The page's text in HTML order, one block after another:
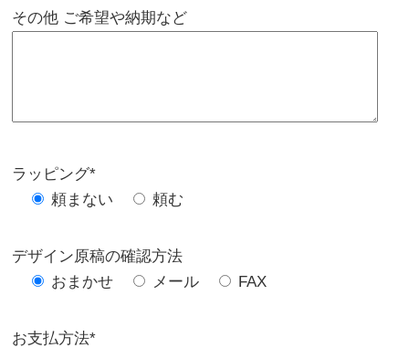
その他 ご希望や納期など
ラッピング*
頼まない
頼む
デザイン原稿の確認方法
おまかせ
メール FAX
お支払方法*